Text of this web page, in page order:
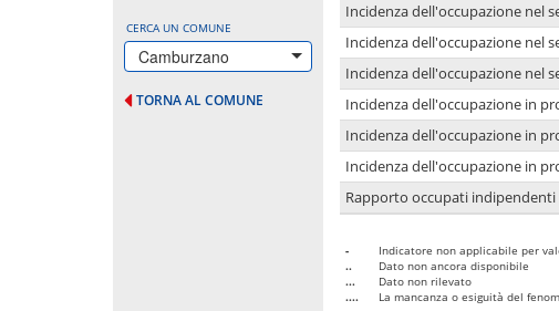
CERCA UN COMUNE
Camburzano
TORNA AL COMUNE
Incidenza dell'occupazione nel
Incidenza dell'occupazione nel
Incidenza dell'occupazione nel
Incidenza dell'occupazione in
Incidenza dell'occupazione in
Incidenza dell'occupazione in
Rapporto occupati
-
Indicatore non applicabile per
..
Dato non ancora disponibile
...
Dato non rilevato
....
La mancanza o esiguità del